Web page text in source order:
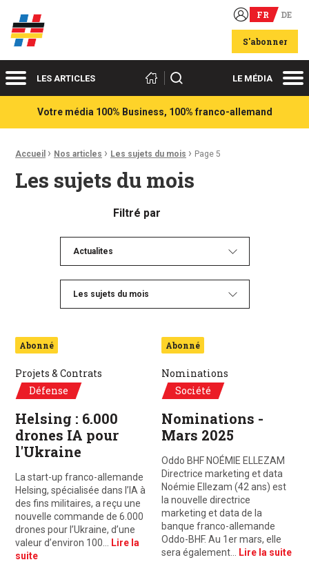
Acteurs du franco-allemand FR DE
S'abonner
MenuLES ARTICLES Rechercher LE MÉDIA
Votre média 100% Business, 100% franco-allemand
Fil d'Ariane :
Accueil › Nos articles › Les sujets du mois › Page 5
Les sujets du mois
Filtré par
Actualites
Les sujets du mois
Abonné
Projets & Contrats
Défense
Helsing : 6.000
drones IA pour
l'Ukraine
La start-up franco-allemande
Helsing, spécialisée dans l’IA à
des fins militaires, a reçu une
nouvelle commande de 6.000
drones pour l’Ukraine, d’une
valeur d’environ 100…
Lire la
suite
Abonné
Nominations
Société
Nominations -
Mars 2025
Oddo BHF NOÉMIE ELLEZAM
Directrice marketing et data
Noémie Ellezam (42 ans) est
la nouvelle directrice
marketing et data de la
banque franco-allemande
Oddo-BHF. Au 1er mars, elle
sera également…
Lire la suite